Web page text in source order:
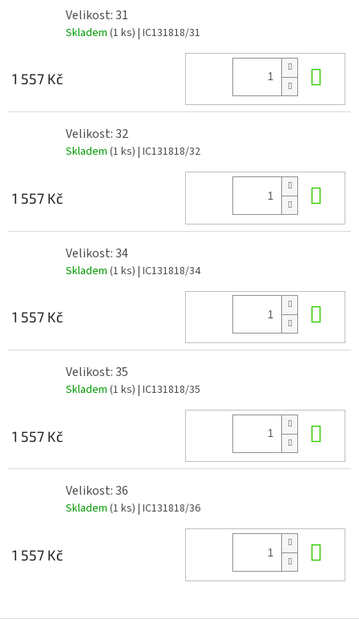
Velikost: 31
Skladem (1 ks) | IC131818/31
1 557 Kč
Velikost: 32
Skladem (1 ks) | IC131818/32
1 557 Kč
Velikost: 34
Skladem (1 ks) | IC131818/34
1 557 Kč
Velikost: 35
Skladem (1 ks) | IC131818/35
1 557 Kč
Velikost: 36
Skladem (1 ks) | IC131818/36
1 557 Kč